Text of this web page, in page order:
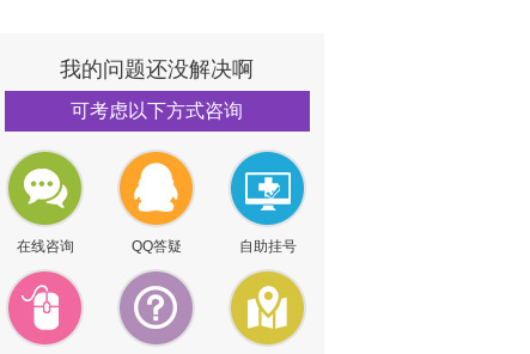
我的问题还没解决啊
可考虑以下方式咨询
在线咨询 QQ答疑 自助挂号